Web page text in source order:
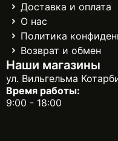
Доставка и оплата
О нас
Политика
Возврат и обмен
Наши магазины
ул. Вильгельма
Время работы:
9:00 - 18:00